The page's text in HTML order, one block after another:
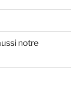
notre